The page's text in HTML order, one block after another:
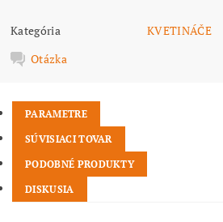
Kategória
KVETINÁČE
Otázka
PARAMETRE
SÚVISIACI TOVAR
PODOBNÉ PRODUKTY
DISKUSIA